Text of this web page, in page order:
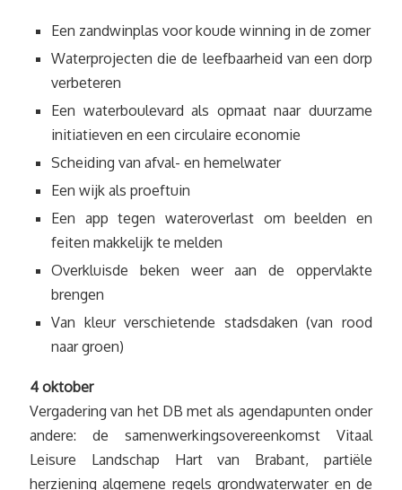
Een zandwinplas voor koude winning in de zomer
Waterprojecten die de leefbaarheid van een dorp
verbeteren
Een waterboulevard als opmaat naar duurzame
initiatieven en een circulaire economie
Scheiding van afval- en hemelwater
Een wijk als proeftuin
Een app tegen wateroverlast om beelden en
feiten makkelijk te melden
Overkluisde beken weer aan de oppervlakte
brengen
Van kleur verschietende stadsdaken (van rood
naar groen)
4 oktober
Vergadering van het DB met als agendapunten onder
andere: de samenwerkingsovereenkomst Vitaal
Leisure Landschap Hart van Brabant, partiële
herziening algemene regels grondwaterwater en de